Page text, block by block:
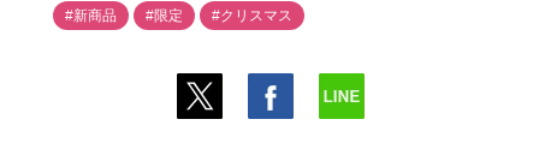
#新商品 #限定 #クリスマス